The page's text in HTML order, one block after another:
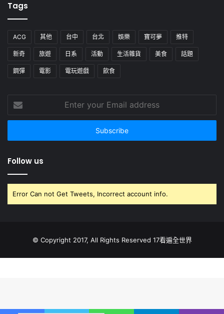
Tags
ACG 其他 台中 台北 娛樂 寶可夢 推特
新奇 旅遊 日系 活動 生活雜貨 美食 話題
鋼彈 電影 電玩遊戲 飲食
your
Email
Follow us
Error Can not Get Tweets, Incorrect account info.
© Copyright 2017, All Rights Reserved 17看遍全世界